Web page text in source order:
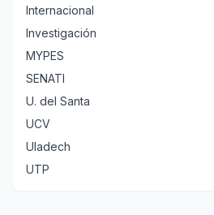
Internacional
Investigación
MYPES
SENATI
U. del Santa
UCV
Uladech
UTP